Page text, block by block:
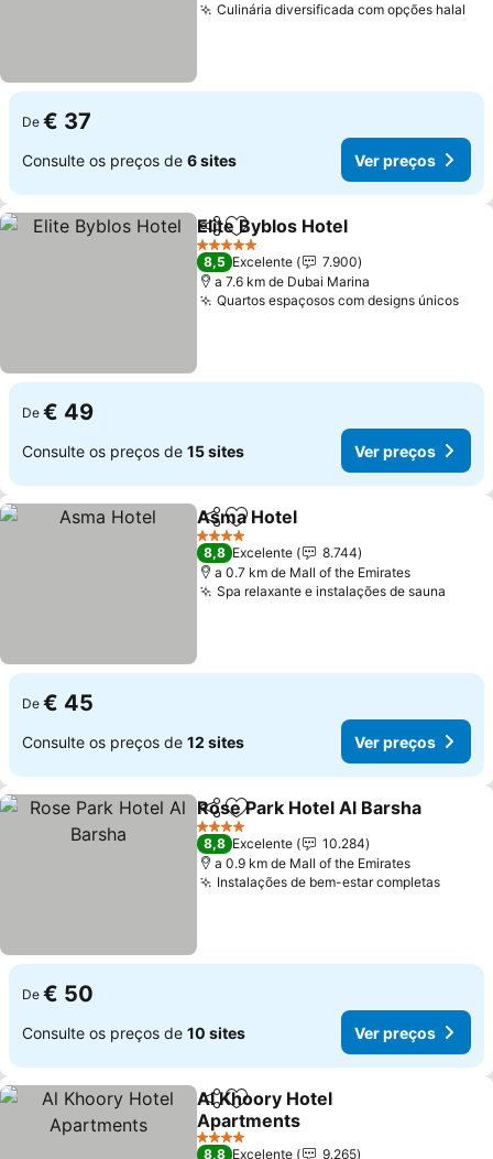
Culinária diversificada com opções halal
De € 37
Consulte os preços de 6 sites Ver preços
PartilharAdicionar aos favoritos
Elite Byblos Hotel
5 Estrelas
8,5 Excelente
7.900
a 7.6 km de Dubai Marina
Quartos espaçosos com designs únicos
De € 49
Consulte os preços de 15 sites Ver preços
PartilharAdicionar aos favoritos
Asma Hotel
4 Estrelas
8,8 Excelente
8.744
a 0.7 km de Mall of the Emirates
Spa relaxante e instalações de sauna
De € 45
Consulte os preços de 12 sites Ver preços
PartilharAdicionar aos favoritos
Rose Park Hotel Al Barsha
4 Estrelas
8,8 Excelente
10.284
a 0.9 km de Mall of the Emirates
Instalações de bem-estar completas
De € 50
Consulte os preços de 10 sites Ver preços
PartilharAdicionar aos favoritos
Al Khoory Hotel
Apartments
4 Estrelas
8,8 Excelente 9.265